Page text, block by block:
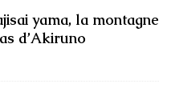
yama, la montagne
d’Akiruno